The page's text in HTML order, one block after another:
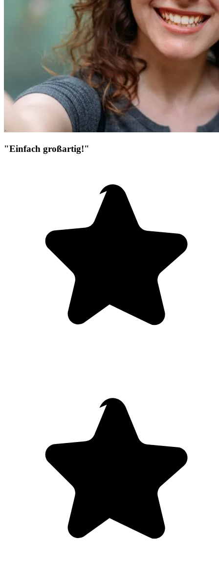
"Einfach großartig!"